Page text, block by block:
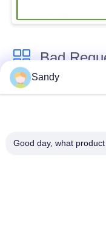
Bad
Alat Uji Laboratorium
Sandy
Good day, what